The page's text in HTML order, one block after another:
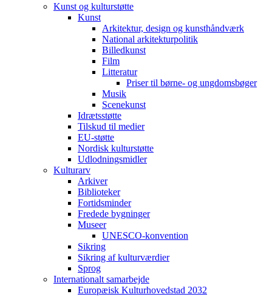
Kunst og kulturstøtte
Kunst
Arkitektur, design og kunsthåndværk
National arkitekturpolitik
Billedkunst
Film
Litteratur
Priser til børne- og ungdomsbøger
Musik
Scenekunst
Idrætsstøtte
Tilskud til medier
EU-støtte
Nordisk kulturstøtte
Udlodningsmidler
Kulturarv
Arkiver
Biblioteker
Fortidsminder
Fredede bygninger
Museer
UNESCO-konvention
Sikring
Sikring af kulturværdier
Sprog
Internationalt samarbejde
Europæisk Kulturhovedstad 2032